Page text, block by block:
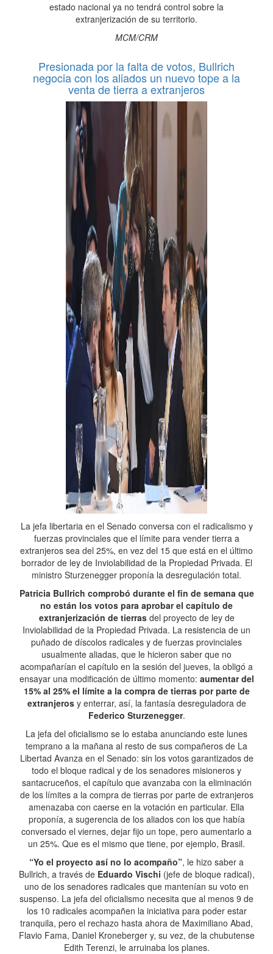
estado nacional ya no tendrá control sobre la
extranjerización de su territorio.
MCM/CRM
Presionada por la falta de votos, Bullrich
negocia con los aliados un nuevo tope a la
venta de tierra a extranjeros
La jefa libertaria en el Senado conversa con el radicalismo y
fuerzas provinciales que el límite para vender tierra a
extranjeros sea del 25%, en vez del 15 que está en el último
borrador de ley de Inviolabilidad de la Propiedad Privada. El
ministro Sturzenegger proponía la desregulación total.
Patricia Bullrich comprobó durante el fin de semana que
no están los votos para aprobar el capítulo de
extranjerización de tierrasdel proyecto de ley de
Inviolabilidad de la Propiedad Privada. La resistencia de un
puñado de díscolos radicales y de fuerzas provinciales
usualmente aliadas, que le hicieron saber que no
acompañarían el capítulo en la sesión del jueves, la obligó a
ensayar una modificación de último momento: aumentar del
15% al 25% el límite a la compra de tierras por parte de
extranjerosy enterrar, así, la fantasía desreguladora de
Federico Sturzenegger.
La jefa del oficialismo se lo estaba anunciando este lunes
temprano a la mañana al resto de sus compañeros de La
Libertad Avanza en el Senado: sin los votos garantizados de
todo el bloque radical y de los senadores misioneros y
santacruceños, el capítulo que avanzaba con la eliminación
de los límites a la compra de tierras por parte de extranjeros
amenazaba con caerse en la votación en particular. Ella
proponía, a sugerencia de los aliados con los que había
conversado el viernes, dejar fijo un tope, pero aumentarlo a
un 25%. Que es el mismo que tiene, por ejemplo, Brasil.
“Yo el proyecto así no lo acompaño”, le hizo saber a
Bullrich, a través de Eduardo Vischi (jefe de bloque radical),
uno de los senadores radicales que mantenían su voto en
suspenso. La jefa del oficialismo necesita que al menos 9 de
los 10 radicales acompañen la iniciativa para poder estar
tranquila, pero el rechazo hasta ahora de Maximiliano Abad,
Flavio Fama, Daniel Kroneberger y, su vez, de la chubutense
Edith Terenzi, le arruinaba los planes.